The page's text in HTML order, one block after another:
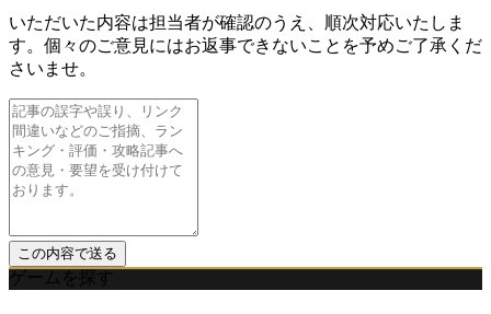
いただいた内容は担当者が確認のうえ、順次対応いたしま
す。個々のご意見にはお返事できないことを予めご了承くだ
さいませ。
ゲームを探す